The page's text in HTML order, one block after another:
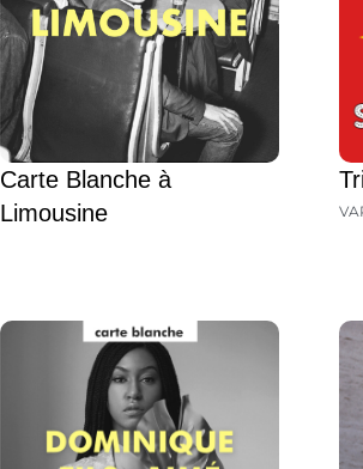
Carte Blanche à
Limousine